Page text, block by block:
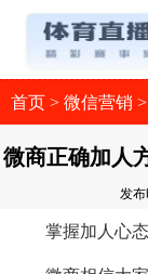
首页 > 微信营销 >
微商正确加人
发布
掌握加人心态